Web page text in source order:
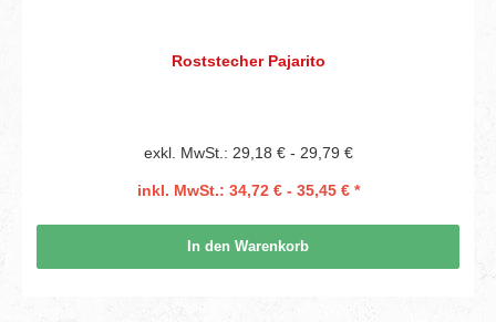
Roststecher Pajarito
exkl. MwSt.: 29,18 € - 29,79 €
inkl. MwSt.: 34,72 € - 35,45 € *
In den Warenkorb